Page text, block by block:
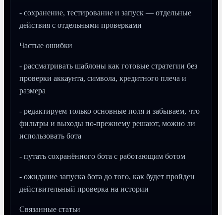
- сохранение, тестирование и запуск — отдельные
действия с отдельными проверками
Частые ошибки
- рассматривать шаблоны как готовые стратегии без
проверки аккаунта, символа, кредитного плеча и
размера
- редактируем только основные поля и забываем, что
фильтры и выходы по-прежнему решают, можно ли
использовать бота
- путать сохранённого бота с работающим ботом
- ожидание запуска бота до того, как будет пройден
действительный проверка на истории
Связанные статьи